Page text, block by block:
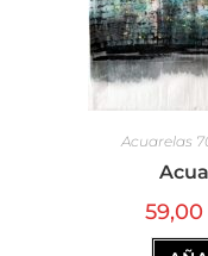
Acuarelas
59,00